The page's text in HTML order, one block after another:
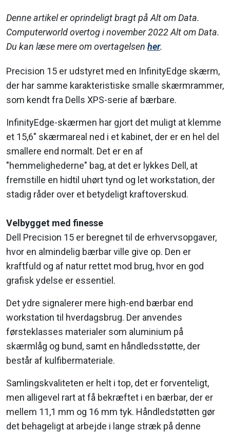
Denne artikel er oprindeligt bragt på Alt om Data.
Computerworld overtog i november 2022 Alt om Data.
Du kan læse mere om overtagelsen her.
Precision 15 er udstyret med en InfinityEdge skærm,
der har samme karakteristiske smalle skærmrammer,
som kendt fra Dells XPS-serie af bærbare.
InfinityEdge-skærmen har gjort det muligt at klemme
et 15,6" skærmareal ned i et kabinet, der er en hel del
smallere end normalt. Det er en af
"hemmelighederne" bag, at det er lykkes Dell, at
fremstille en hidtil uhørt tynd og let workstation, der
stadig råder over et betydeligt kraftoverskud.
Velbygget med finesse
Dell Precision 15 er beregnet til de erhvervsopgaver,
hvor en almindelig bærbar ville give op. Den er
kraftfuld og af natur rettet mod brug, hvor en god
grafisk ydelse er essentiel.
Det ydre signalerer mere high-end bærbar end
workstation til hverdagsbrug. Der anvendes
førsteklasses materialer som aluminium på
skærmlåg og bund, samt en håndledsstøtte, der
består af kulfibermateriale.
Samlingskvaliteten er helt i top, det er forventeligt,
men alligevel rart at få bekræftet i en bærbar, der er
mellem 11,1 mm og 16 mm tyk. Håndledstøtten gør
det behageligt at arbejde i lange stræk på denne